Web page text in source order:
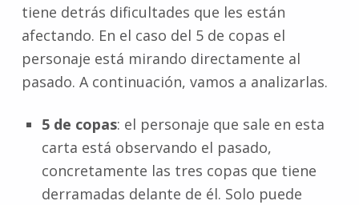
tiene detrás dificultades que les están
afectando. En el caso del 5 de copas el
personaje está mirando directamente al
pasado. A continuación, vamos a analizarlas.
5 de copas: el personaje que sale en esta
carta está observando el pasado,
concretamente las tres copas que tiene
derramadas delante de él. Solo puede